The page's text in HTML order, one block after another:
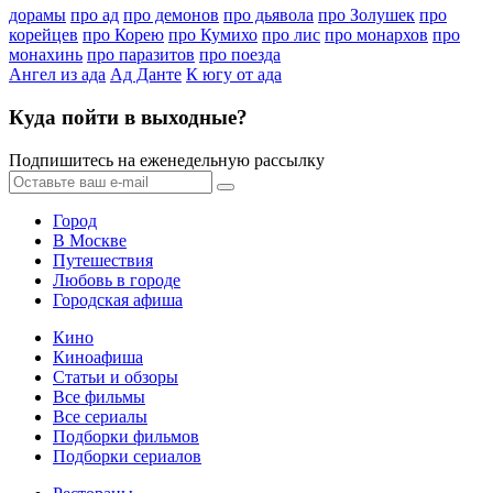
дорамы про ад про демонов про дьявола про Золушек про
корейцев про Корею про Кумихо про лис про монархов про
монахинь про паразитов про поезда
Ангел из ада Ад Данте К югу от ада
Куда пойти в выходные?
Подпишитесь на еженедельную рассылку
Город
В Москве
Путешествия
Любовь в городе
Городская афиша
Кино
Киноафиша
Статьи и обзоры
Все фильмы
Все сериалы
Подборки фильмов
Подборки сериалов